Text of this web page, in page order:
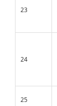
23
24
25